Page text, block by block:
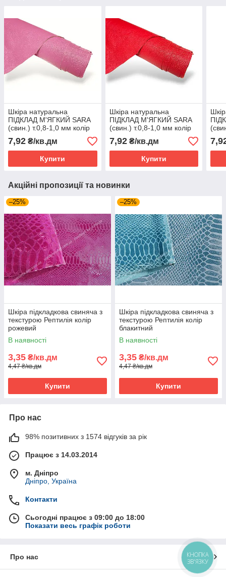
Шкіра натуральна
ПІДКЛАД М'ЯГКИЙ SARA
(свин.) т.0,8-1,0 мм колір
фуксія
7,92 ₴/кв.дм
Купити
Шкіра натуральна
ПІДКЛАД М'ЯГКИЙ SARA
(свин.) т.0,8-1,0 мм колір
червоний
7,92₴/кв.дм
Купити
Акційні пропозиції та новинки
–25%
Шкіра підкладкова свиняча з
текстурою Рептилія колір
рожевий
В наявності
3,35 ₴/кв.дм
4,47 ₴/кв.дм
Купити
–25%
Шкіра підкладкова свиняча з
текстурою Рептилія колір
блакитний
В наявності
3,35 ₴/кв.дм
4,47 ₴/кв.дм
Купити
Про нас
98% позитивних з 1574 відгуків за рік
Працює з 14.03.2014
м. Дніпро
Дніпро, Україна
Контакти
Сьогодні працює з 09:00 до 18:00
Показати весь графік роботи
Про нас
КНОПКА
ЗВ'ЯЗКУ